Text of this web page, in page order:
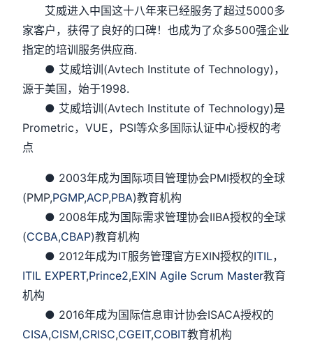
艾威进入中国这十八年来已经服务了超过5000多
家客户，获得了良好的口碑！也成为了众多500强企业
指定的培训服务供应商.
● 艾威培训(Avtech Institute of Technology)，
源于美国，始于1998.
● 艾威培训(Avtech Institute of Technology)是
Prometric，VUE，PSI等众多国际认证中心授权的考
点
● 2003年成为国际项目管理协会PMI授权的全球
(PMP,PGMP,ACP,PBA)教育机构
● 2008年成为国际需求管理协会IIBA授权的全球
(CCBA,CBAP)教育机构
● 2012年成为IT服务管理官方EXIN授权的ITIL，
ITIL EXPERT,Prince2,EXIN Agile Scrum Master教育
机构
● 2016年成为国际信息审计协会ISACA授权的
CISA,CISM,CRISC,CGEIT,COBIT教育机构